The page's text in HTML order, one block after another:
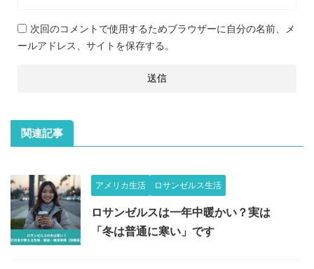
次回のコメントで使用するためブラウザーに自分の名前、メ
ールアドレス、サイトを保存する。
関連記事
アメリカ生活 ロサンゼルス生活
ロサンゼルスは一年中暖かい？実は
「冬は普通に寒い」です